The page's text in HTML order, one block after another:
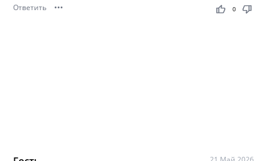
Ответить ••• thumb_up thumb_down
0